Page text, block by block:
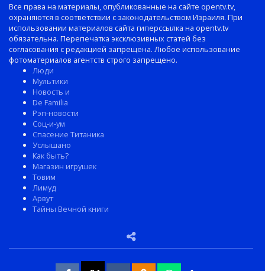
Все права на материалы, опубликованные на сайте opentv.tv,
охраняются в соответствии с законодательством Израиля. При
использовании материалов сайта гиперссылка на opentv.tv
обязательна. Перепечатка эксклюзивных статей без
согласования с редакцией запрещена. Любое использование
фотоматериалов агентств строго запрещено.
Люди
Мультики
Новость и
De Familia
Рэп-новости
Соц-и-ум
Спасение Титаника
Услышано
Как быть?
Магазин игрушек
Товим
Лимуд
Арвут
Тайны Вечной книги